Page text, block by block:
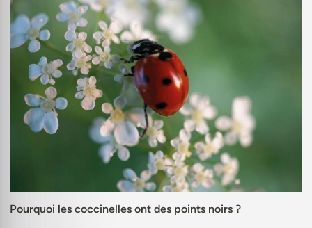
Pourquoi les coccinelles ont des points noirs ?